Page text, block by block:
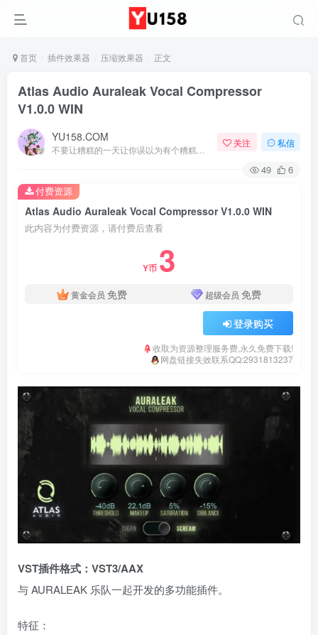
首页 插件效果器 压缩效果器 正文
Atlas Audio Auraleak Vocal Compressor
V1.0.0 WIN
YU158.COM 关注 私信
49 6
Atlas Audio Auraleak Vocal Compressor V1.0.0 WIN
此内容为付费资源，请付费后查看
Y币 3
黄金会员 免费 超级会员 免费
登录购买
收取为资源整理服务费,永久免费下载!
网盘链接失效联系QQ:2931813237
付费资源
VST插件格式：VST3/AAX
与 AURALEAK 乐队一起开发的多功能插件。
特征：